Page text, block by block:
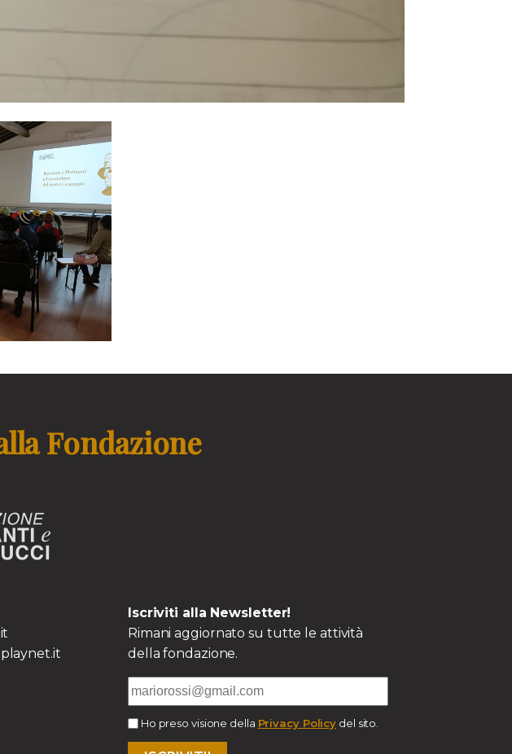
Fondazione
Iscriviti alla Newsletter!
Rimani aggiornato su tutte le attività
della fondazione.
Ho preso visione della Privacy Policy del sito.